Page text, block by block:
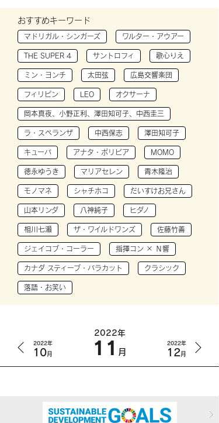
おすすめキーワード
マドリガル・シンガーズ ワルター・アウアー
THE SUPER 4 サントロフィ 歌心りえ
ミン・ヨンチ 太田弦 広島交響楽団
フィリピン LEO オクサーナ
岡本真夜、小野正利、澤田知可子、中西圭三
ラ・スペランザ 中西保志 澤田知可子
キューバ アナタ・ボリビア MOMO
徳永ゆうき マリアセレン 青木隆治
モノマネ シャチホコ だいすけお兄さん
山本リンダ 八神純子 ヒダノ
相川七瀬 ザ・ワイルドワンズ 佐藤竹善
ジェイコブ・コーラー 指揮コン × Ｎ響
カナダ スティーブ・バラカット クラシック
落語・お笑い
2022年
10月
2022年
11 月
2022年
12月